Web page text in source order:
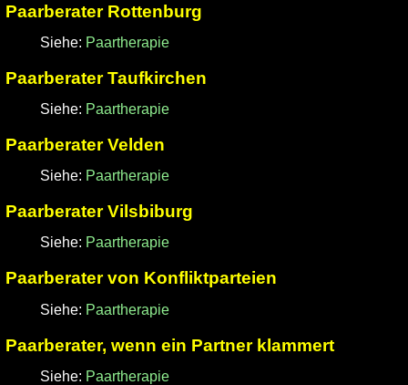
Paarberater Rottenburg
Siehe: Paartherapie
Paarberater Taufkirchen
Siehe: Paartherapie
Paarberater Velden
Siehe: Paartherapie
Paarberater Vilsbiburg
Siehe: Paartherapie
Paarberater von Konfliktparteien
Siehe: Paartherapie
Paarberater, wenn ein Partner klammert
Siehe: Paartherapie